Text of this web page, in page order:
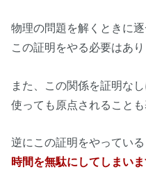
物理の問題を解くときに
この証明をやる必要はあり
また、この関係を証明なし
使っても原点されること
逆にこの証明をやっている
時間を無駄にしてしまいま